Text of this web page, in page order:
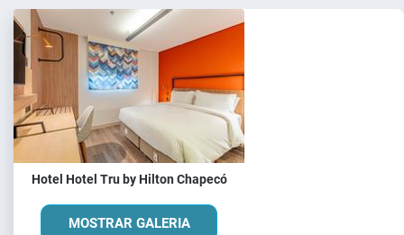
Hotel Hotel Tru by Hilton Chapecó
MOSTRAR GALERIA